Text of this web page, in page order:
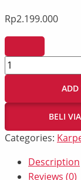
Rp2.199.000
ADD
BELI
Categories:
Description
Reviews (0)